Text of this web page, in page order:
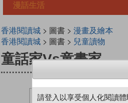
漫話生活
香港閱讀城> 圖書 > 漫畫及繪本
香港閱讀城> 圖書 > 兒童讀物
童話家Vs童畫家
請登入以享受個人化閱讀